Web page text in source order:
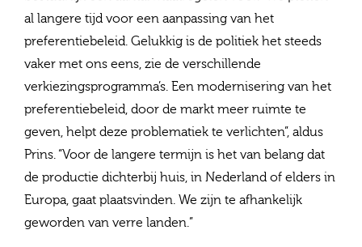
al langere tijd voor een aanpassing van het
preferentiebeleid. Gelukkig is de politiek het steeds
vaker met ons eens, zie de verschillende
verkiezingsprogramma’s. Een modernisering van het
preferentiebeleid, door de markt meer ruimte te
geven, helpt deze problematiek te verlichten”, aldus
Prins. “Voor de langere termijn is het van belang dat
de productie dichterbij huis, in Nederland of elders in
Europa, gaat plaatsvinden. We zijn te afhankelijk
geworden van verre landen.”